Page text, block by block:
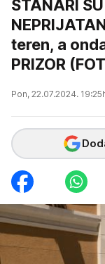
STANARI
teren, a
PRIZOR
Pon, 22.07.2024.